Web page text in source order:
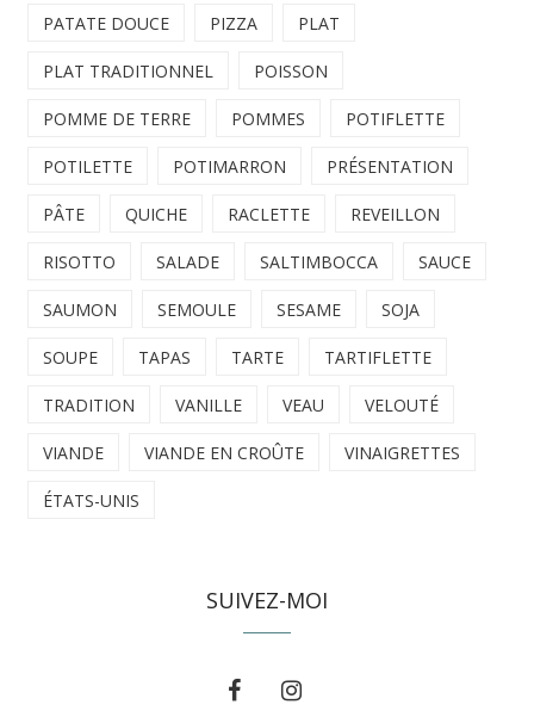
PATATE DOUCE PIZZA PLAT
PLAT TRADITIONNEL POISSON
POMME DE TERRE POMMES POTIFLETTE
POTILETTE POTIMARRON PRÉSENTATION
PÂTE QUICHE RACLETTE REVEILLON
RISOTTO SALADE SALTIMBOCCA SAUCE
SAUMON SEMOULE SESAME SOJA
SOUPE TAPAS TARTE TARTIFLETTE
TRADITION VANILLE VEAU VELOUTÉ
VIANDE VIANDE EN CROÛTE VINAIGRETTES
ÉTATS-UNIS
SUIVEZ-MOI